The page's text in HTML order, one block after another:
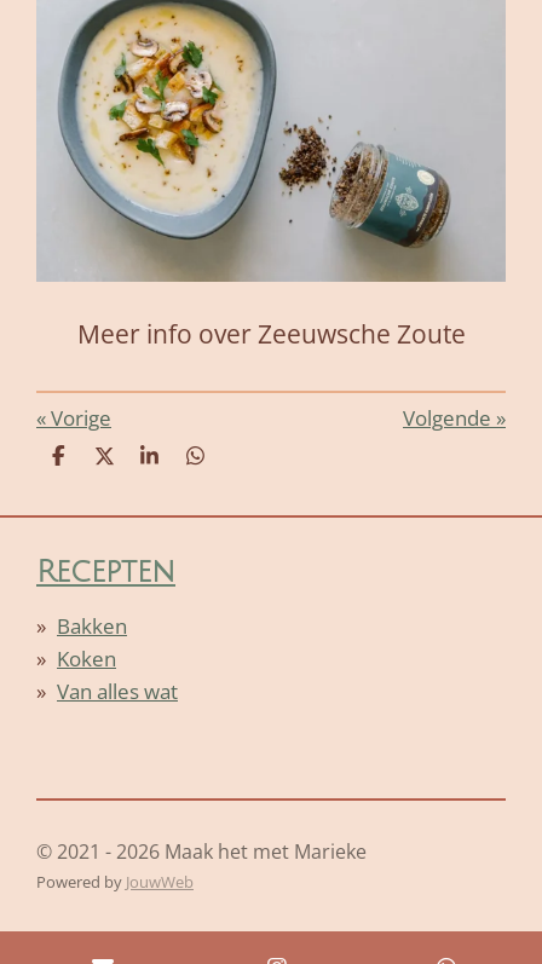
Meer info over Zeeuwsche Zoute
«Vorige Volgende »
D
e
D
l
S
r
D
e
Recepten
Bakken
Koken
Van alles wat
© 2021 - 2026 Maak het met Marieke
Powered by JouwWeb